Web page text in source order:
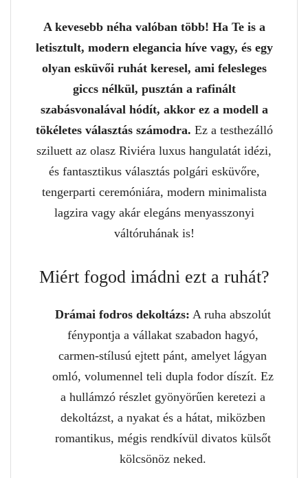
A kevesebb néha valóban több! Ha Te is a
letisztult, modern elegancia híve vagy, és egy
olyan esküvői ruhát keresel, ami felesleges
giccs nélkül, pusztán a rafinált
szabásvonalával hódít, akkor ez a modell a
tökéletes választás számodra. Ez a testhezálló
sziluett az olasz Riviéra luxus hangulatát idézi,
és fantasztikus választás polgári esküvőre,
tengerparti ceremóniára, modern minimalista
lagzira vagy akár elegáns menyasszonyi
váltóruhának is!
Miért fogod imádni ezt a ruhát?
Drámai fodros dekoltázs: A ruha abszolút
fénypontja a vállakat szabadon hagyó,
carmen-stílusú ejtett pánt, amelyet lágyan
omló, volumennel teli dupla fodor díszít. Ez
a hullámzó részlet gyönyörűen keretezi a
dekoltázst, a nyakat és a hátat, miközben
romantikus, mégis rendkívül divatos külsőt
kölcsönöz neked.